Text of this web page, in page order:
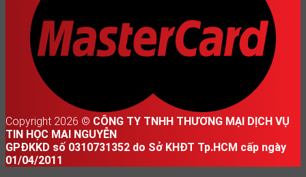
Copyright 2026 © CÔNG TY TNHH THƯƠNG MẠI DỊCH VỤ
TIN HỌC MAI NGUYỄN
GPĐKKD số 0310731352 do Sở KHĐT Tp.HCM cấp ngày
01/04/2011